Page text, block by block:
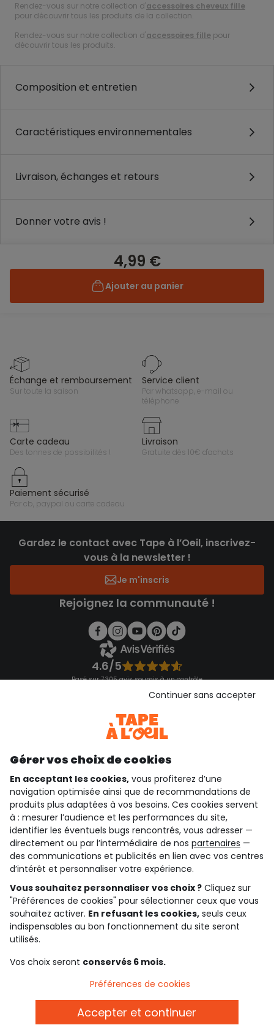
Rendez-vous sur notre collection d'accessoires cheveux fille
pour découvrir tous les produits de la collection.
Rendez-vous sur notre collection d'accessoires fille pour
découvrir tous les produits.
Composition et entretien
Caractéristiques environnementales
Livraison, échanges et retours
Donner votre avis !
4,99 €
Ajouter au panier
échange et remboursement
sur toute la saison
service client
par whatsapp, e-mail ou
téléphone
carte cadeau
des tonnes de possibilités !
livraison
gratuite dès 10€ d'achats
paiement sécurisé
par cb, paypal ou carte cadeau
Gardez le contact avec Tape à l’Oeil, inscrivez-
vous à la newsletter !
Je m'inscris
Rejoignez la communauté !
4.6/5
Basé sur 7 305 avis soumis à un contrôle
Consulter les CGU
qui sommes-nous ?
besoin d'aide ?
le club fidélité
notre catalogue
Conditions générales de ventes et d'utilisation
Conditions d’utilisation des réseaux sociaux
Politique de confidentialité
Cookies et données personnelles
Paramètres des cookies
Gérer vos choix de cookies
En acceptant les cookies, vous profiterez d’une
navigation optimisée ainsi que de recommandations de
produits plus adaptées à vos besoins. Ces cookies servent
à : mesurer l’audience et les performances du site,
identifier les éventuels bugs rencontrés, vous adresser —
directement ou par l’intermédiaire de nos partenaires —
des communications et publicités en lien avec vos centres
d’intérêt et personnaliser votre expérience.
Vous souhaitez personnaliser vos choix ? Cliquez sur
"Préférences de cookies" pour sélectionner ceux que vous
souhaitez activer. En refusant les cookies, seuls ceux
indispensables au bon fonctionnement du site seront
utilisés.
Vos choix seront conservés 6 mois.
Continuer sans accepter
Préférences de cookies
Accepter et continuer